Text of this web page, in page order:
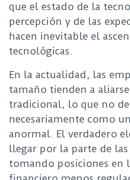
que el estado de la
percepción y de las
hacen inevitable el
tecnológicas.
En la actualidad, las
tamaño tienden a
tradicional, lo que no
necesariamente como
anormal. El verdadero
llegar por la parte de
tomando posiciones en